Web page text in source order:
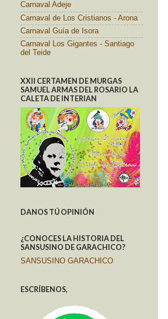
Carnaval Adeje
Carnaval de Los Cristianos - Arona
Carnaval Guía de Isora
Carnaval Los Gigantes - Santiago
del Teide
XXII CERTAMEN DE MURGAS
SAMUEL ARMAS DEL ROSARIO LA
CALETA DE INTERIAN
DANOS TÚ OPINIÓN
¿CONOCES LA HISTORIA DEL
SANSUSINO DE GARACHICO?
SANSUSINO GARACHICO
ESCRÍBENOS,